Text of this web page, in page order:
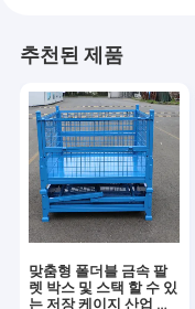
추천된 제품
맞춤형 폴더블 금속 팔
렛 박스 및 스택 할 수 있
는 저장 케이지 산업 부